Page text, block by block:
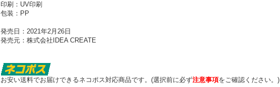
印刷：UV印刷
包装：PP
発売日：2021年2月26日
発売元：株式会社IDEA CREATE
お安い送料でお届けできるネコポス対応商品です。(選択前に必ず注意事項をご確認ください。)